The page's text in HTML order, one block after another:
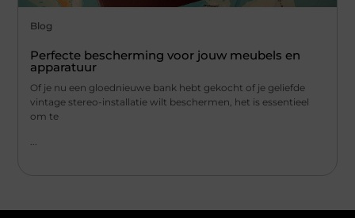
Blog
Perfecte bescherming voor jouw meubels en
apparatuur
Of je nu een gloednieuwe bank hebt gekocht of je geliefde
vintage stereo-installatie wilt beschermen, het is essentieel
om te
...